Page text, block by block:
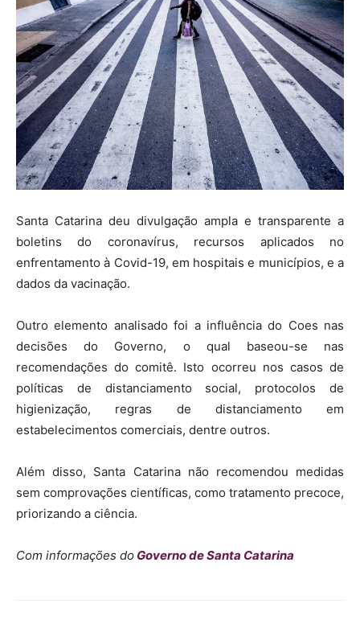
Santa Catarina deu divulgação ampla e transparente a
boletins do coronavírus, recursos aplicados no
enfrentamento à Covid-19, em hospitais e municípios, e a
dados da vacinação.
Outro elemento analisado foi a influência do Coes nas
decisões do Governo, o qual baseou-se nas
recomendações do comitê. Isto ocorreu nos casos de
políticas de distanciamento social, protocolos de
higienização, regras de distanciamento em
estabelecimentos comerciais, dentre outros.
Além disso, Santa Catarina não recomendou medidas
sem comprovações científicas, como tratamento precoce,
priorizando a ciência.
Com informações do Governo de Santa Catarina